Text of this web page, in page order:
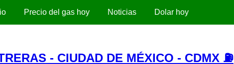
Precio del gas hoy Noticias Dolar hoy
- CIUDAD DE MÉXICO - CDMX ⛽